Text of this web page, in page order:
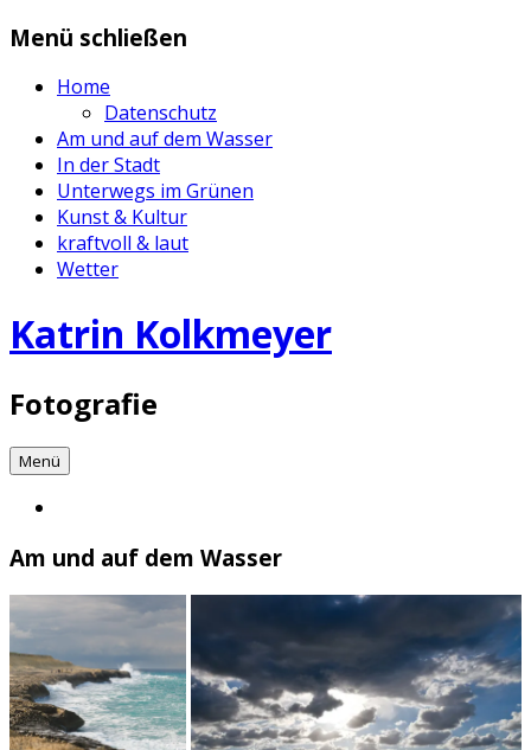
Zum
springen
Menü schließen
Home
Datenschutz
Am und auf dem Wasser
In der Stadt
Unterwegs im Grünen
Kunst & Kultur
kraftvoll & laut
Wetter
Katrin Kolkmeyer
Fotografie
Menü
Am und auf dem Wasser